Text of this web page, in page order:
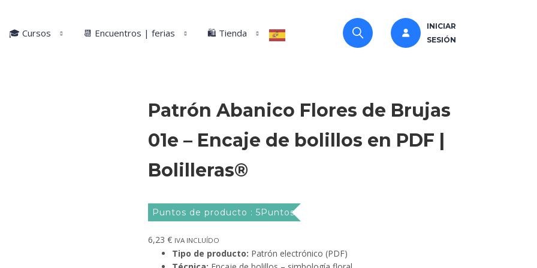
🎓 Cursos 📆 Encuentros | ferias 🛍️ Tienda
INICIAR
SESIÓN
Patrón Abanico Flores de Brujas
01e – Encaje de bolillos en PDF |
Bolilleras®
Puntos de producto : 5Puntos
6,23 € IVA INCLUÍDO
Tipo de producto: Patrón electrónico (PDF)